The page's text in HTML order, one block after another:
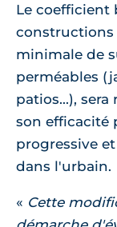
Le coefficient
constructions
minimale de
perméables
patios...),
son efficacité
progressive
dans l'urbain.
Cette